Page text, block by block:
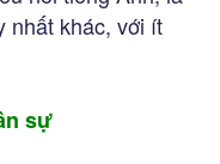
nhất khác, với ít
sự